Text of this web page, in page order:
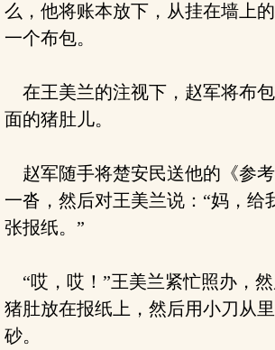
么，他将账本放下，从挂在墙上
一个布包。
在王美兰的注视下，赵军将布
面的猪肚儿。
赵军随手将楚安民送他的《参
一沓，然后对王美兰说：“妈，给
张报纸。”
“哎，哎！”王美兰紧忙照办，
猪肚放在报纸上，然后用小刀从
砂。